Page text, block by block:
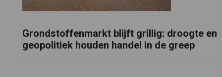
Grondstoffenmarkt blijft grillig: droogte en
geopolitiek houden handel in de greep